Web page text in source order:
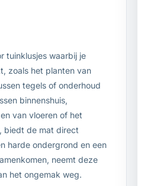
tuinklusjes waarbij je
zoals het planten van
tegels of onderhoud
binnenshuis,
van vloeren of het
biedt de mat direct
harde ondergrond en een
neemt deze
het ongemak weg.